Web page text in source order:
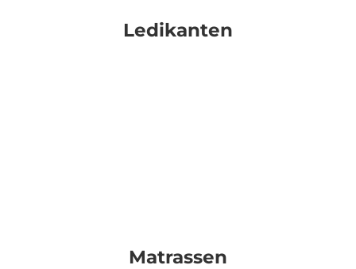
Ledikanten
Matrassen